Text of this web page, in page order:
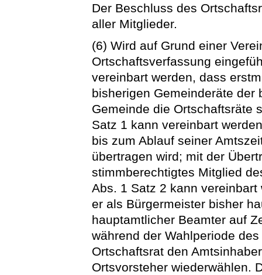
Der Beschluss des
aller Mitglieder.
(6) Wird auf Grund einer
Ortschaftsverfassung
vereinbart werden, dass
bisherigen Gemeinderäte der
Gemeinde die Ortschaftsräte
Satz 1 kann vereinbart
bis zum Ablauf seiner
übertragen wird; mit der
stimmberechtigtes Mitglied
Abs. 1 Satz 2 kann
er als Bürgermeister bisher
hauptamtlicher Beamter auf
während der Wahlperiode
Ortschaftsrat den
Ortsvorsteher wiederwählen.